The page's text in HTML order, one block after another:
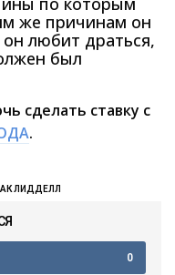
же причинам он
любит драться,
был
сделать ставку с
.
ЛИДДЕЛЛ
0